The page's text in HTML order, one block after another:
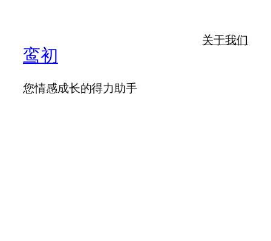
鸾初
您情感成长的得力助手
关于我们